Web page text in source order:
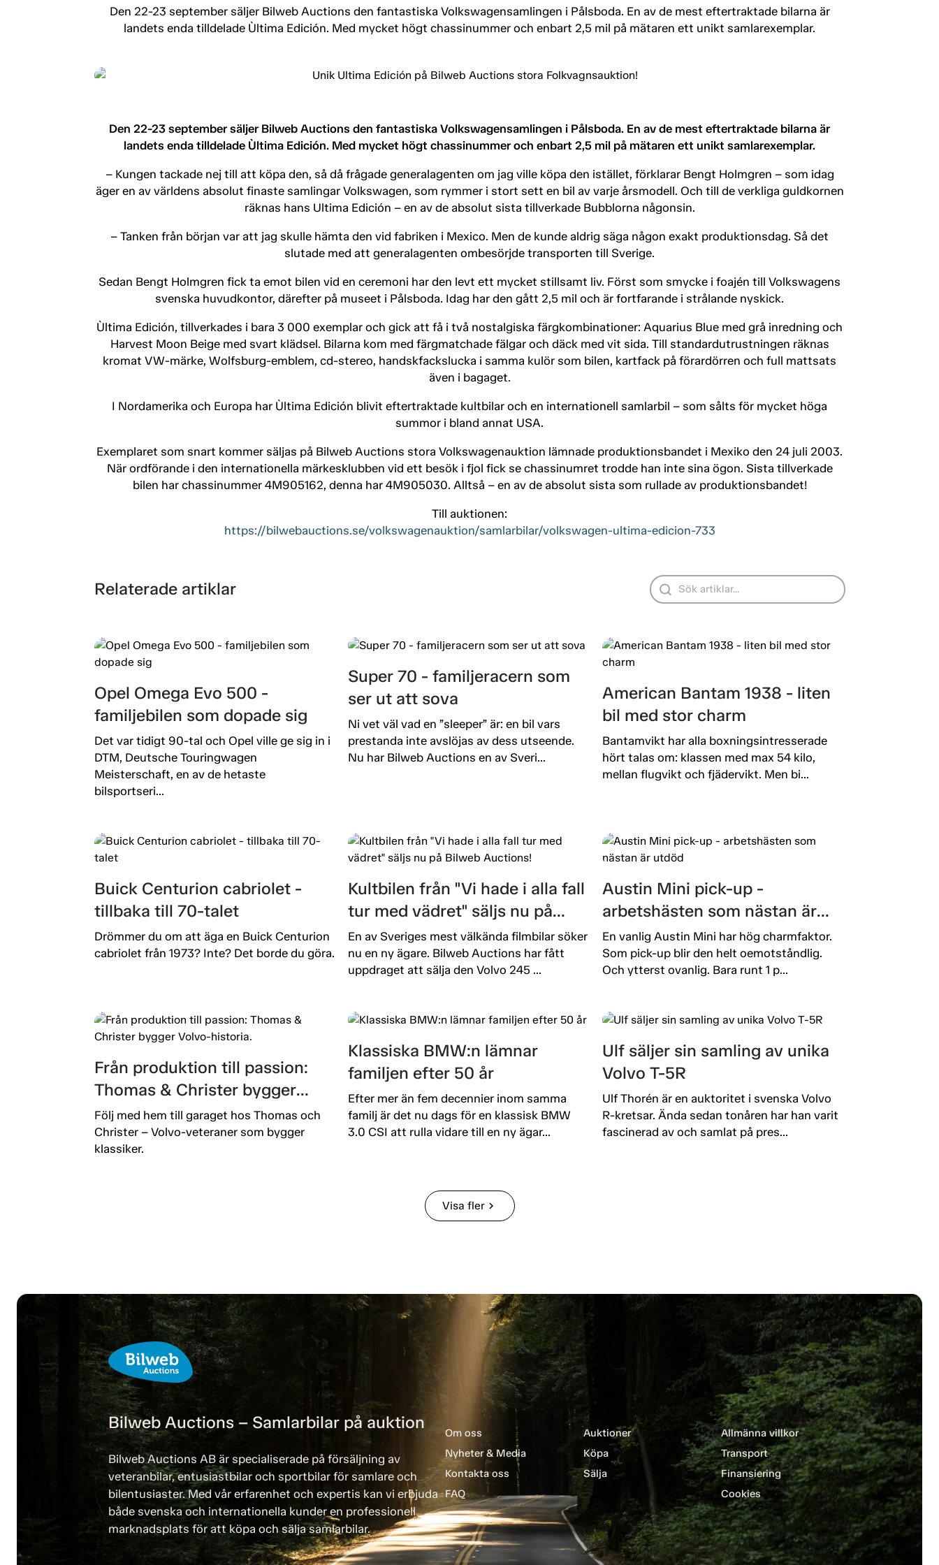
Den 22-23 september säljer Bilweb Auctions den fantastiska Volkswagensamlingen i Pålsboda. En av de mest eftertraktade bilarna är
landets enda tilldelade Ùltima Edición. Med mycket högt chassinummer och enbart 2,5 mil på mätaren ett unikt samlarexemplar.
Den 22-23 september säljer Bilweb Auctions den fantastiska Volkswagensamlingen i Pålsboda. En av de mest eftertraktade bilarna är
landets enda tilldelade Ùltima Edición. Med mycket högt chassinummer och enbart 2,5 mil på mätaren ett unikt samlarexemplar.
– Kungen tackade nej till att köpa den, så då frågade generalagenten om jag ville köpa den istället, förklarar Bengt Holmgren – som idag
äger en av världens absolut finaste samlingar Volkswagen, som rymmer i stort sett en bil av varje årsmodell. Och till de verkliga guldkornen
räknas hans Ultima Edición – en av de absolut sista tillverkade Bubblorna någonsin.
– Tanken från början var att jag skulle hämta den vid fabriken i Mexico. Men de kunde aldrig säga någon exakt produktionsdag. Så det
slutade med att generalagenten ombesörjde transporten till Sverige.
Sedan Bengt Holmgren fick ta emot bilen vid en ceremoni har den levt ett mycket stillsamt liv. Först som smycke i foajén till Volkswagens
svenska huvudkontor, därefter på museet i Pålsboda. Idag har den gått 2,5 mil och är fortfarande i strålande nyskick.
Ùltima Edición, tillverkades i bara 3 000 exemplar och gick att få i två nostalgiska färgkombinationer: Aquarius Blue med grå inredning och
Harvest Moon Beige med svart klädsel. Bilarna kom med färgmatchade fälgar och däck med vit sida. Till standardutrustningen räknas
kromat VW-märke, Wolfsburg-emblem, cd-stereo, handskfackslucka i samma kulör som bilen, kartfack på förardörren och full mattsats
även i bagaget.
I Nordamerika och Europa har Ùltima Edición blivit eftertraktade kultbilar och en internationell samlarbil – som sålts för mycket höga
summor i bland annat USA.
Exemplaret som snart kommer säljas på Bilweb Auctions stora Volkswagenauktion lämnade produktionsbandet i Mexiko den 24 juli 2003.
När ordförande i den internationella märkesklubben vid ett besök i fjol fick se chassinumret trodde han inte sina ögon. Sista tillverkade
bilen har chassinummer 4M905162, denna har 4M905030. Alltså – en av de absolut sista som rullade av produktionsbandet!
Till auktionen:
https://bilwebauctions.se/volkswagenauktion/samlarbilar/volkswagen-ultima-edicion-733
Relaterade artiklar
Opel Omega Evo 500 -
familjebilen som dopade sig
Det var tidigt 90-tal och Opel ville ge sig in i
DTM, Deutsche Touringwagen
Meisterschaft, en av de hetaste
bilsportseri...
Super 70 - familjeracern som
ser ut att sova
Ni vet väl vad en ”sleeper” är: en bil vars
prestanda inte avslöjas av dess utseende.
Nu har Bilweb Auctions en av Sveri...
American Bantam 1938 - liten
bil med stor charm
Bantamvikt har alla boxningsintresserade
hört talas om: klassen med max 54 kilo,
mellan flugvikt och fjädervikt. Men bi...
Buick Centurion cabriolet -
tillbaka till 70-talet
Drömmer du om att äga en Buick Centurion
cabriolet från 1973? Inte? Det borde du göra.
Kultbilen från "Vi hade i alla fall
tur med vädret" säljs nu på
Bilweb Auctions!
En av Sveriges mest välkända filmbilar söker
nu en ny ägare. Bilweb Auctions har fått
uppdraget att sälja den Volvo 245 ...
Austin Mini pick-up -
arbetshästen som nästan är
utdöd
En vanlig Austin Mini har hög charmfaktor.
Som pick-up blir den helt oemotståndlig.
Och ytterst ovanlig. Bara runt 1 p...
Från produktion till passion:
Thomas & Christer bygger
Volvo-historia.
Följ med hem till garaget hos Thomas och
Christer – Volvo-veteraner som bygger
klassiker.
Klassiska BMW:n lämnar
familjen efter 50 år
Efter mer än fem decennier inom samma
familj är det nu dags för en klassisk BMW
3.0 CSI att rulla vidare till en ny ägar...
Ulf säljer sin samling av unika
Volvo T-5R
Ulf Thorén är en auktoritet i svenska Volvo
R-kretsar. Ända sedan tonåren har han varit
fascinerad av och samlat på pres...
Visa flerchevron_right
Bilweb Auctions – Samlarbilar på auktion
Bilweb Auctions AB är specialiserade på försäljning av
veteranbilar, entusiastbilar och sportbilar för samlare och
bilentusiaster. Med vår erfarenhet och expertis kan vi erbjuda
både svenska och internationella kunder en professionell
marknadsplats för att köpa och sälja samlarbilar.
Om oss
Nyheter & Media
Kontakta oss
FAQ
Auktioner
Köpa
Sälja
Allmänna villkor
Transport
Finansiering
Cookies